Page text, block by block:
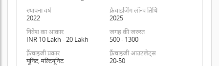
स्थापना वर्ष
2022
फ़्रैंचाइजिंग लॉन्च तिथि
2025
निवेश का आकार
INR 10 Lakh - 20 Lakh
जगह की जरुरत
500 - 1300
फ़्रैंचाइजी प्रकार
यूनिट, मल्टियूनिट
फ़्रैंचाइजी आउटलेट्स
20-50